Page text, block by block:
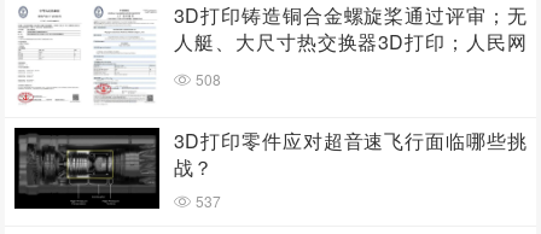
3D打印铸造铜合金螺旋桨通过评审；无
人艇、大尺寸热交换器3D打印；人民网
报道两家3D打印企业
508
3D打印零件应对超音速飞行面临哪些挑
战？
537